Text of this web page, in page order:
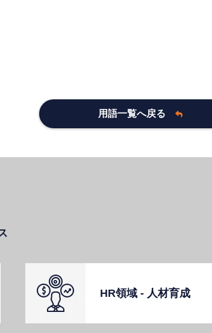
用語一覧へ戻る
HR領域 - ⼈材育成